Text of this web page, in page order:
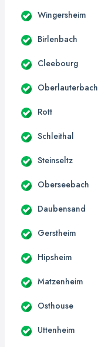
Wingersheim
Birlenbach
Cleebourg
Oberlauterbach
Rott
Schleithal
Steinseltz
Oberseebach
Daubensand
Gerstheim
Hipsheim
Matzenheim
Osthouse
Uttenheim